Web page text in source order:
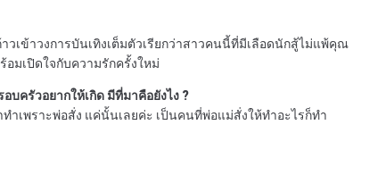
วเข้าวงการบันเทิงเต็มตัวเรียกว่าสาวคนนี้ที่มีเลือดนักสู้ไม่แพ้คุณ
อมเปิดใจกับความรักครั้งใหม่
บครัวอยากให้เกิด มีที่มาคือยังไง ?
เพราะพ่อสั่ง แค่นั้นเลยค่ะ เป็นคนที่พ่อแม่สั่งให้ทำอะไรก็ทำ